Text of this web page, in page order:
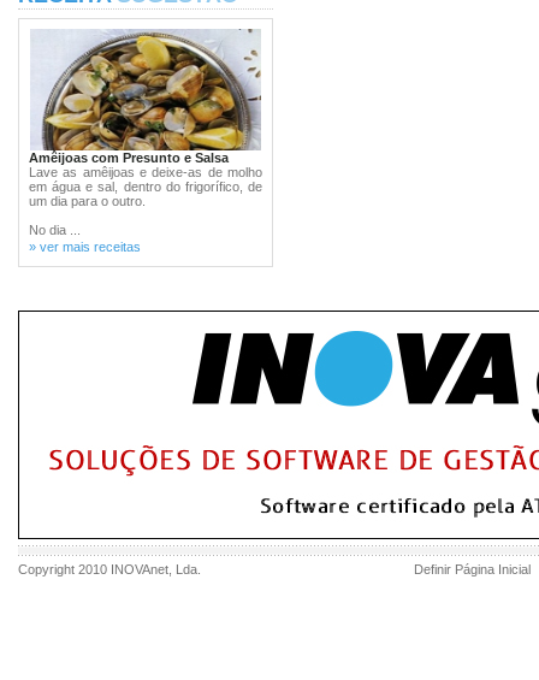
Amêijoas com Presunto e Salsa
Lave as amêijoas e deixe-as de molho
em água e sal, dentro do frigorífico, de
um dia para o outro.
No dia ...
» ver mais receitas
Copyright 2010 INOVAnet , Lda. Definir Página Inicial